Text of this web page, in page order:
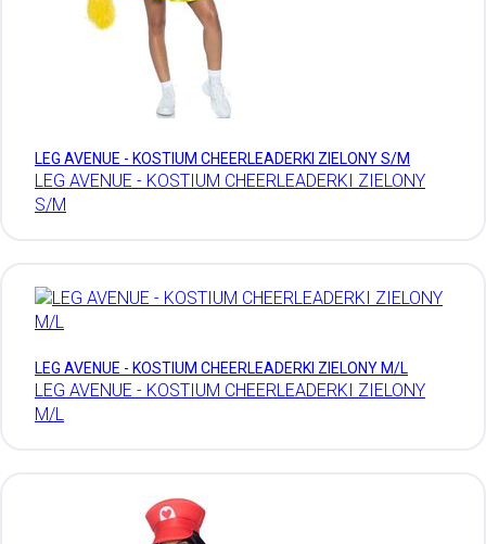
LEG AVENUE - KOSTIUM CHEERLEADERKI ZIELONY S/M
LEG AVENUE - KOSTIUM CHEERLEADERKI ZIELONY
S/M
LEG AVENUE - KOSTIUM CHEERLEADERKI ZIELONY M/L
LEG AVENUE - KOSTIUM CHEERLEADERKI ZIELONY
M/L